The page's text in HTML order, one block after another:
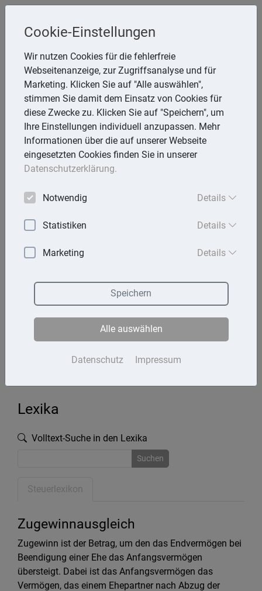
Steuerberaterin
Angela Reining
Aßmannstr. 64, 12587 Berlin
Telefon: 30 577970 -40
E-Mail:reining@steuerberaterinreining.de
Startseite
Kontakt
Datenschutz
Lexika
Volltext-Suche in den Lexika
Suchen
Steuerlexikon
Zugewinnausgleich
Zugewinn ist der Betrag, um den das Endvermögen bei
Beendigung einer Ehe das Anfangsvermögen
übersteigt. Dabei ist das Anfangsvermögen das
Vermögen, das einem Ehepartner nach Abzug der
Cookie-Einstellungen
Wir nutzen Cookies für die fehlerfreie
Webseitenanzeige, zur Zugriffsanalyse und für
Marketing. Klicken Sie auf "Alle auswählen",
stimmen Sie damit dem Einsatz von Cookies für
diese Zwecke zu. Klicken Sie auf "Speichern", um
Ihre Einstellungen individuell anzupassen. Mehr
Informationen über die auf unserer Webseite
eingesetzten Cookies finden Sie in unserer
Datenschutzerklärung.
Notwendig Details
Statistiken Details
Marketing Details
Datenschutz Impressum
Speichern
Alle auswählen